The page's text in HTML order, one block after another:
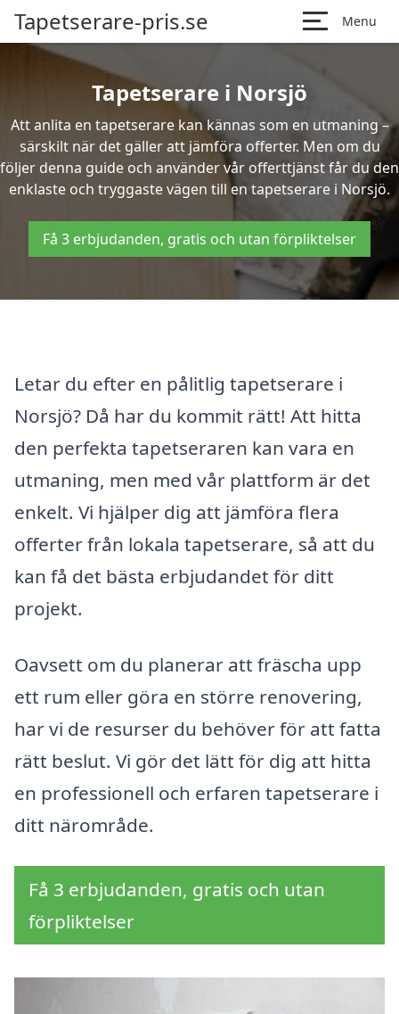
Tapetserare-pris.se Menu
Tapetserare i Norsjö
Att anlita en tapetserare kan kännas som en utmaning –
särskilt när det gäller att jämföra offerter. Men om du
följer denna guide och använder vår offerttjänst får du den
enklaste och tryggaste vägen till en tapetserare i Norsjö.
Få 3 erbjudanden, gratis och utan förpliktelser
Letar du efter en pålitlig tapetserare i
Norsjö? Då har du kommit rätt! Att hitta
den perfekta tapetseraren kan vara en
utmaning, men med vår plattform är det
enkelt. Vi hjälper dig att jämföra flera
offerter från lokala tapetserare, så att du
kan få det bästa erbjudandet för ditt
projekt.
Oavsett om du planerar att fräscha upp
ett rum eller göra en större renovering,
har vi de resurser du behöver för att fatta
rätt beslut. Vi gör det lätt för dig att hitta
en professionell och erfaren tapetserare i
ditt närområde.
Få 3 erbjudanden, gratis och utan
förpliktelser